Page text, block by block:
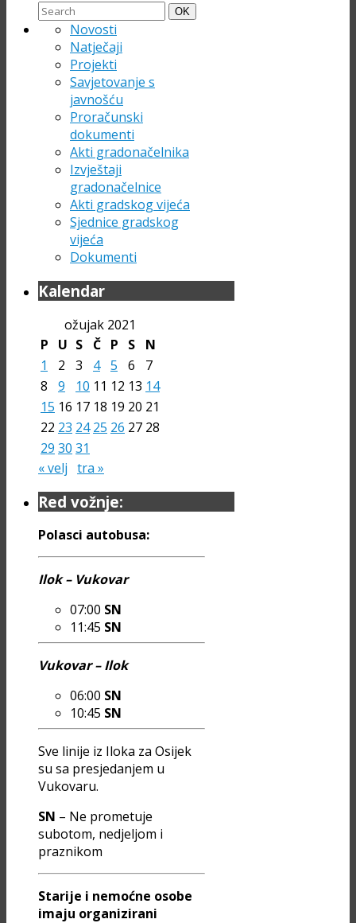
Search
for:
Search
OK
Novosti
Natječaji
Projekti
Savjetovanje s
javnošću
Proračunski
dokumenti
Akti gradonačelnika
Izvještaji
gradonačelnice
Akti gradskog vijeća
Sjednice gradskog
vijeća
Dokumenti
Kalendar
ožujak 2021
P
U S Č P S
N
1
2 3 4 5 6
7
8
9 10 11 12 13 14
15 16 17 18 19 20 21
22 23 24 25 26 27 28
29 30 31
« velj tra »
Red vožnje:
Polasci autobusa:
Ilok – Vukovar
07:00 SN
11:45 SN
Vukovar – Ilok
06:00 SN
10:45 SN
Sve linije iz Iloka za Osijek
su sa presjedanjem u
Vukovaru.
SN – Ne prometuje
subotom, nedjeljom i
praznikom
Starije i nemoćne osobe
imaju organizirani